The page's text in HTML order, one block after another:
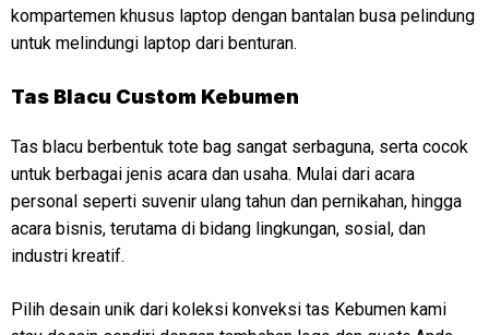
kompartemen khusus laptop dengan bantalan busa pelindung
untuk melindungi laptop dari benturan.
Tas Blacu Custom Kebumen
Tas blacu berbentuk tote bag sangat serbaguna, serta cocok
untuk berbagai jenis acara dan usaha. Mulai dari acara
personal seperti suvenir ulang tahun dan pernikahan, hingga
acara bisnis, terutama di bidang lingkungan, sosial, dan
industri kreatif.
Pilih desain unik dari koleksi konveksi tas Kebumen kami